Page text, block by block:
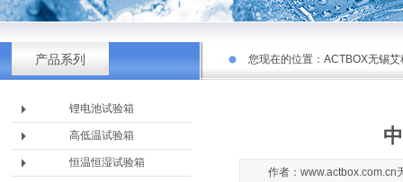
产品系列
锂电池试验箱
高低温试验箱
恒温恒湿试验箱
您现在的位置： ACTBOX无锡
作者：